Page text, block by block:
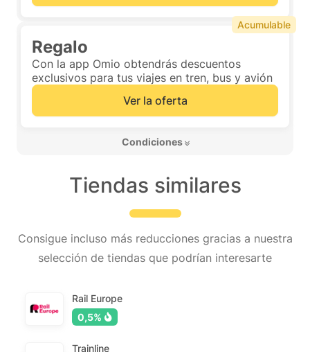
Regalo
Con la app Omio obtendrás descuentos
exclusivos para tus viajes en tren, bus y avión
Ver la oferta
Condiciones
Acumulable
Tiendas similares
Consigue incluso más reducciones gracias a nuestra
selección de tiendas que podrían interesarte
Rail Europe
0,5%
Trainline